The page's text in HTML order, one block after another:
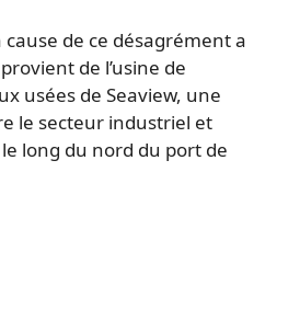
de ce désagrément a
de l’usine de
usées de Seaview, une
le secteur industriel et
long du nord du port de